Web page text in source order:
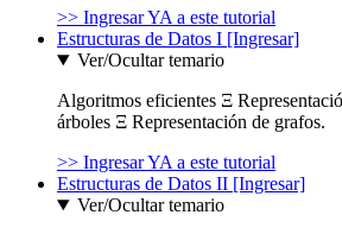
>> Ingresar YA a este tutorial
Estructuras de Datos I [Ingresar]
Ver/Ocultar temario
Algoritmos eficientes Ξ
árboles Ξ Representación de grafos.
>> Ingresar YA a este tutorial
Estructuras de Datos II [Ingresar]
Ver/Ocultar temario